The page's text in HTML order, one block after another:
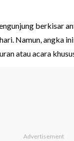
berkisar
Namun, angka
atau acara